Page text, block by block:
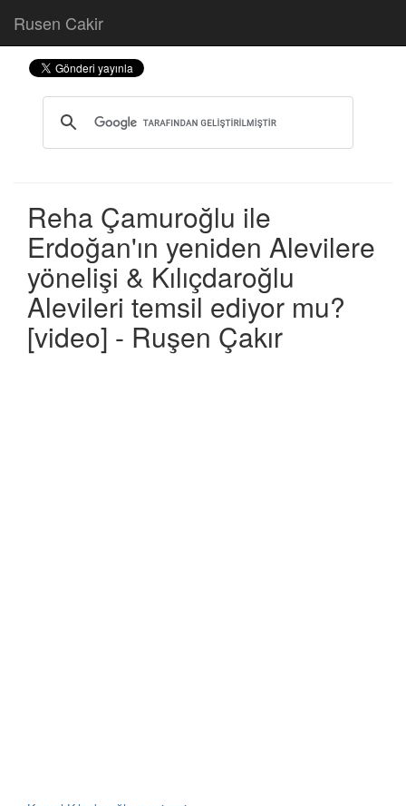
Rusen Cakir
Reha Çamuroğlu ile
Erdoğan'ın yeniden Alevilere
yönelişi & Kılıçdaroğlu
Alevileri temsil ediyor mu?
[video] - Ruşen Çakır